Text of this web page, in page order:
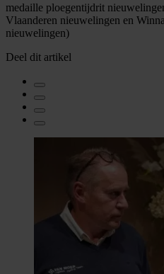
medaille ploegentijdrit
Vlaanderen nieuwelingen en
nieuwelingen)
Deel dit artikel